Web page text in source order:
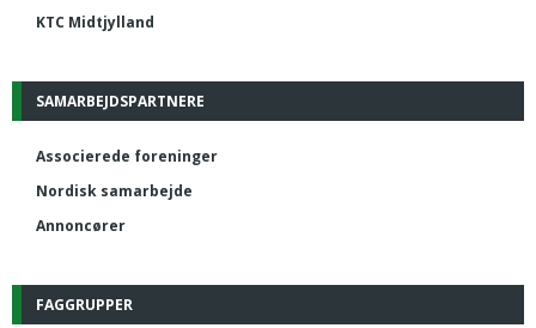
KTC Midtjylland
SAMARBEJDSPARTNERE
Associerede foreninger
Nordisk samarbejde
Annoncører
FAGGRUPPER